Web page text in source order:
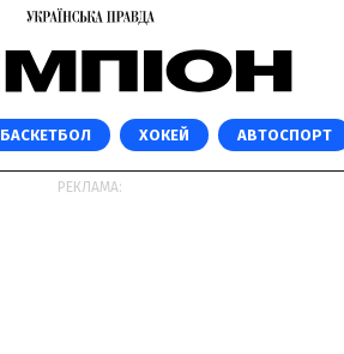
БАСКЕТБОЛ ХОКЕЙ АВТОСПОРТ
РЕКЛАМА: